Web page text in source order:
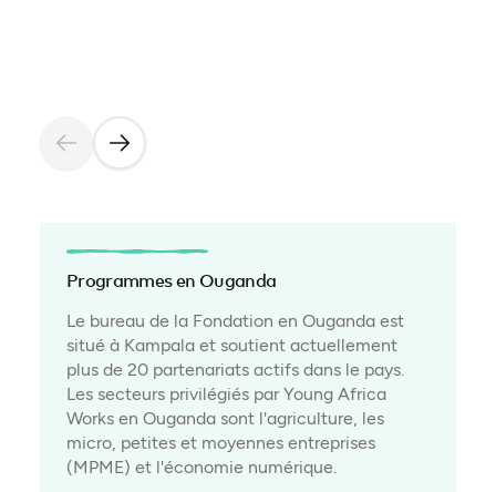
Programmes en Ouganda
Le bureau de la Fondation en Ouganda est
situé à Kampala et soutient actuellement
plus de 20 partenariats actifs dans le pays.
Les secteurs privilégiés par Young Africa
Works en Ouganda sont l'agriculture, les
micro, petites et moyennes entreprises
(MPME) et l'économie numérique.